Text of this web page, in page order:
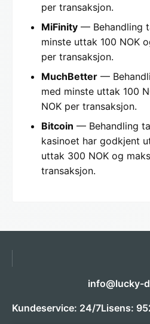
per transaksjon.
MiFinity — Behandling
minste uttak 100 NOK
per transaksjon.
MuchBetter —
med minste uttak 100
NOK per transaksjon.
Bitcoin — Behandling
kasinoet har godkjent
uttak 300 NOK og
transaksjon.
info@lucky-
Kundeservice: 24/7Lisens: